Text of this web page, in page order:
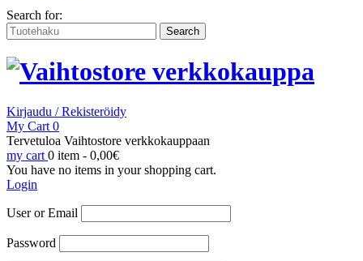
Search for:
Kirjaudu / Rekisteröidy
My Cart 0
Tervetuloa Vaihtostore verkkokauppaan
my cart 0 item - 0,00€
You have no items in your shopping cart.
Login
User or Email
Password